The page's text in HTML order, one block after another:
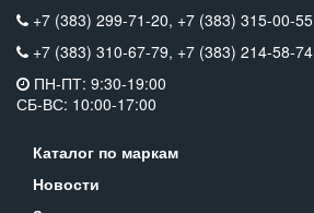
+7 (383) 299-71-20, +7 (383) 315-00-55
+7 (383) 310-67-79, +7 (383) 214-58-74
ПН-ПТ: 9:30-19:00
СБ-ВС: 10:00-17:00
Каталог по маркам
Новости